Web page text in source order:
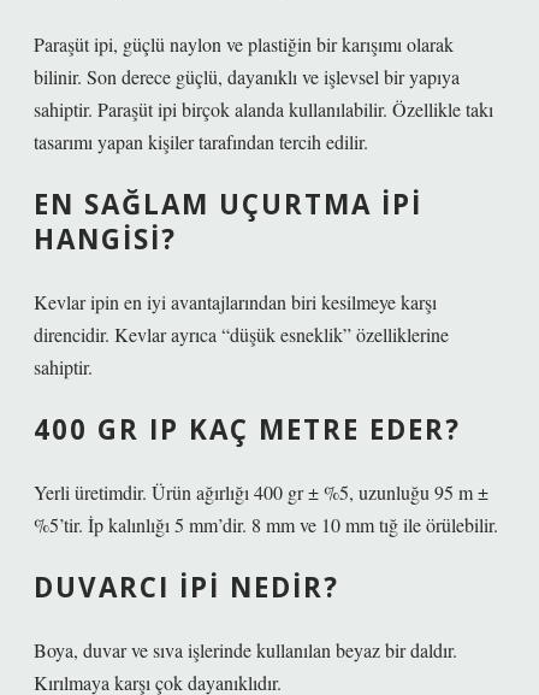
Paraşüt ipi, güçlü naylon ve plastiğin bir karışımı olarak
bilinir. Son derece güçlü, dayanıklı ve işlevsel bir yapıya
sahiptir. Paraşüt ipi birçok alanda kullanılabilir. Özellikle takı
tasarımı yapan kişiler tarafından tercih edilir.
EN SAĞLAM UÇURTMA IPI
HANGISI?
Kevlar ipin en iyi avantajlarından biri kesilmeye karşı
direncidir. Kevlar ayrıca “düşük esneklik” özelliklerine
sahiptir.
400 GR IP KAÇ METRE EDER?
Yerli üretimdir. Ürün ağırlığı 400 gr ± %5, uzunluğu 95 m ±
%5’tir. İp kalınlığı 5 mm’dir. 8 mm ve 10 mm tığ ile örülebilir.
DUVARCI IPI NEDIR?
Boya, duvar ve sıva işlerinde kullanılan beyaz bir daldır.
Kırılmaya karşı çok dayanıklıdır.